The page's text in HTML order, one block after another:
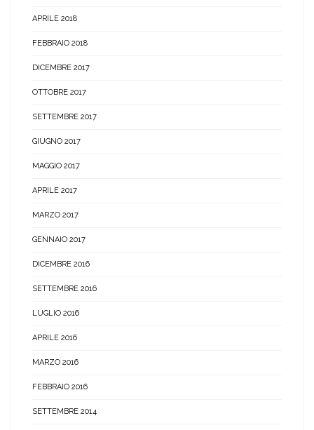
APRILE 2018
FEBBRAIO 2018
DICEMBRE 2017
OTTOBRE 2017
SETTEMBRE 2017
GIUGNO 2017
MAGGIO 2017
APRILE 2017
MARZO 2017
GENNAIO 2017
DICEMBRE 2016
SETTEMBRE 2016
LUGLIO 2016
APRILE 2016
MARZO 2016
FEBBRAIO 2016
SETTEMBRE 2014